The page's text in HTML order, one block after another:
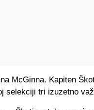
McGinna. Kapiten
selekciji tri izuzetno